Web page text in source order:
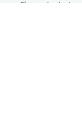
Fique atento às